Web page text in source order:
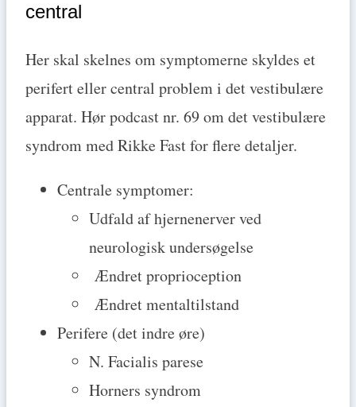
central
Her skal skelnes om symptomerne skyldes et
perifert eller central problem i det vestibulære
apparat. Hør podcast nr. 69 om det vestibulære
syndrom med Rikke Fast for flere detaljer.
Centrale symptomer:
Udfald af hjernenerver ved
neurologisk undersøgelse
Ændret proprioception
Ændret mentaltilstand
Perifere (det indre øre)
N. Facialis parese
Horners syndrom